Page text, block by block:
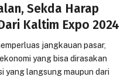
Sekda Harap
Kaltim Expo 2024
jangkauan pasar,
yang bisa dirasakan
yang langsung maupun dari